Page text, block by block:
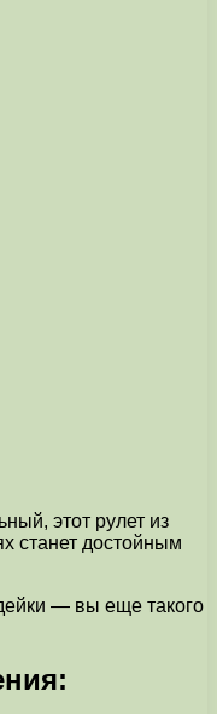
этот рулет из
станет достойным
— вы еще такого